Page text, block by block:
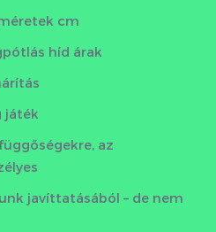
cm
híd árak
játék
az
javíttatásából – de nem